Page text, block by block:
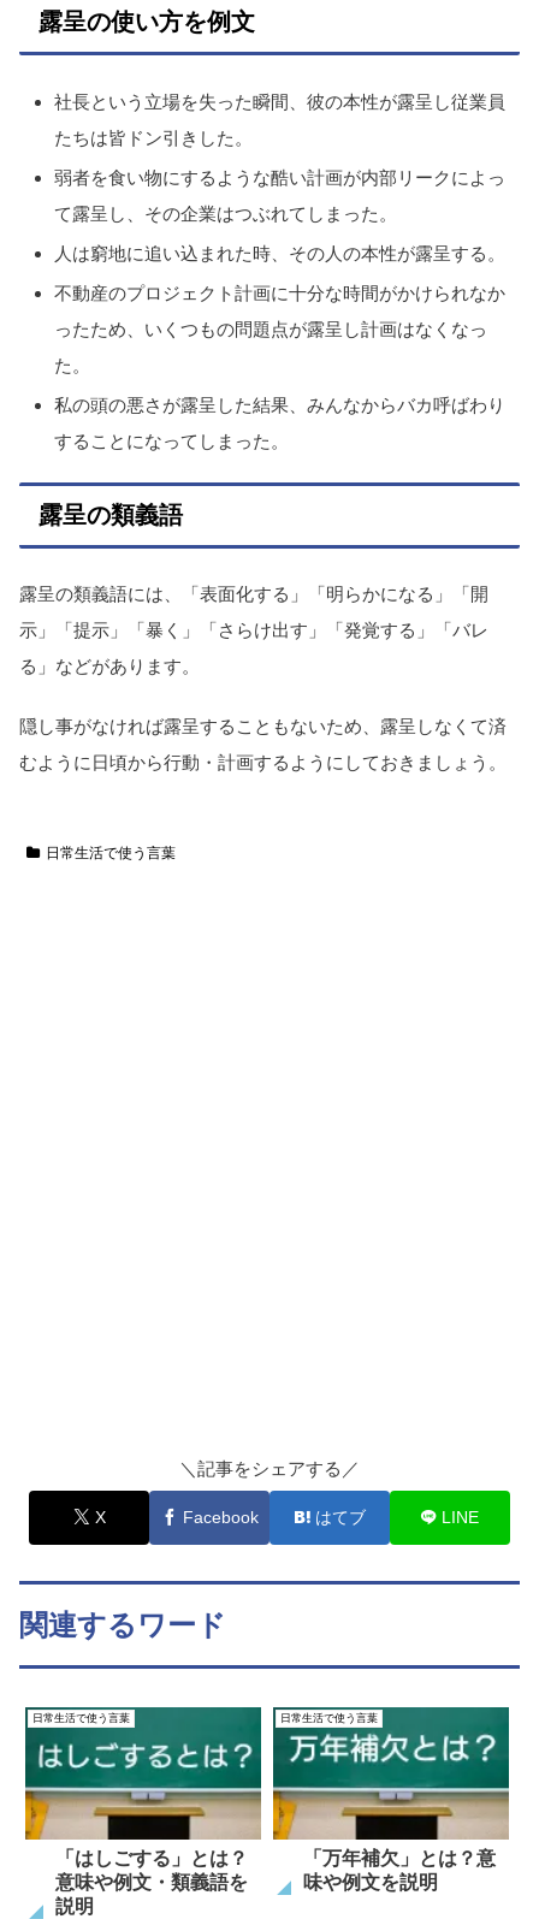
露呈の使い方を例文
社長という立場を失った瞬間、彼の本性が露呈し従業員
たちは皆ドン引きした。
弱者を食い物にするような酷い計画が内部リークによっ
て露呈し、その企業はつぶれてしまった。
人は窮地に追い込まれた時、その人の本性が露呈する。
不動産のプロジェクト計画に十分な時間がかけられなか
ったため、いくつもの問題点が露呈し計画はなくなっ
た。
私の頭の悪さが露呈した結果、みんなからバカ呼ばわり
することになってしまった。
露呈の類義語
露呈の類義語には、「表面化する」「明らかになる」「開
示」「提示」「暴く」「さらけ出す」「発覚する」「バレ
る」などがあります。
隠し事がなければ露呈することもないため、露呈しなくて済
むように日頃から行動・計画するようにしておきましょう。
日常生活で使う言葉
＼記事をシェアする／
X Facebook はてブ LINE
関連するワード
日常生活で使う言葉
「はしごする」とは？
意味や例文・類義語を
説明
日常生活で使う言葉
「万年補欠」とは？意
味や例文を説明